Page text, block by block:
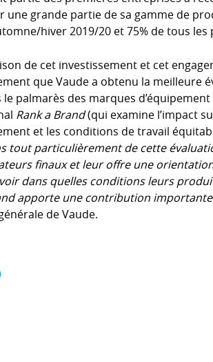
une grande partie de sa gamme de
hiver 2019/20 et 75% de tous les
de cet investissement et cet
que Vaude a obtenu la meilleure
le palmarès des marques
Rank a Brand(qui examine l’impact
et les conditions de travail
tout particulièrement de cette
finaux et leur offre une
dans quelles conditions leurs
apporte une contribution importante
de Vaude.